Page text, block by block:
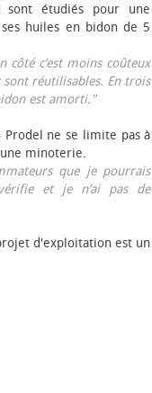
sont étudiés pour une
huiles en bidon de 5
c’est moins coûteux
sont réutilisables. En trois
est amorti."
ne se limite pas à
minoterie.
que je pourrais
et je n’ai pas de
d'exploitation est un